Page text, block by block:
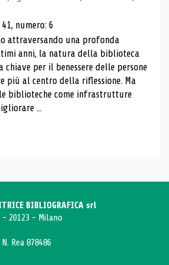
numero: 6
attraversando una profonda
anni, la natura della biblioteca
per il benessere delle persone
più al centro della riflessione. Ma
biblioteche come infrastrutture
...
BIBLIOGRAFICA srl
- 20123 - Milano
Rea 878486